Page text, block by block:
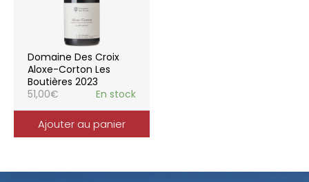
Domaine Des Croix
Aloxe-Corton Les
Boutières 2023
51,00€ En stock
Ajouter au panier